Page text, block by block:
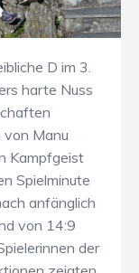
D im 3.
harte Nuss
Manu
Kampfgeist
Spielminute
anfänglich
von 14:9
der